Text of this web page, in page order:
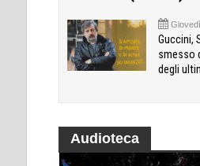
Guccini,
smesso
degli
Audioteca